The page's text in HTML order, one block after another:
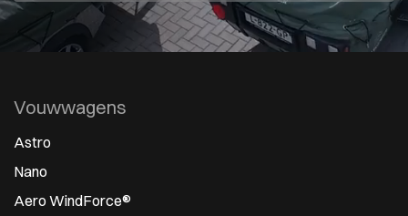
Vouwwagens
Astro
Nano
Aero WindForce®